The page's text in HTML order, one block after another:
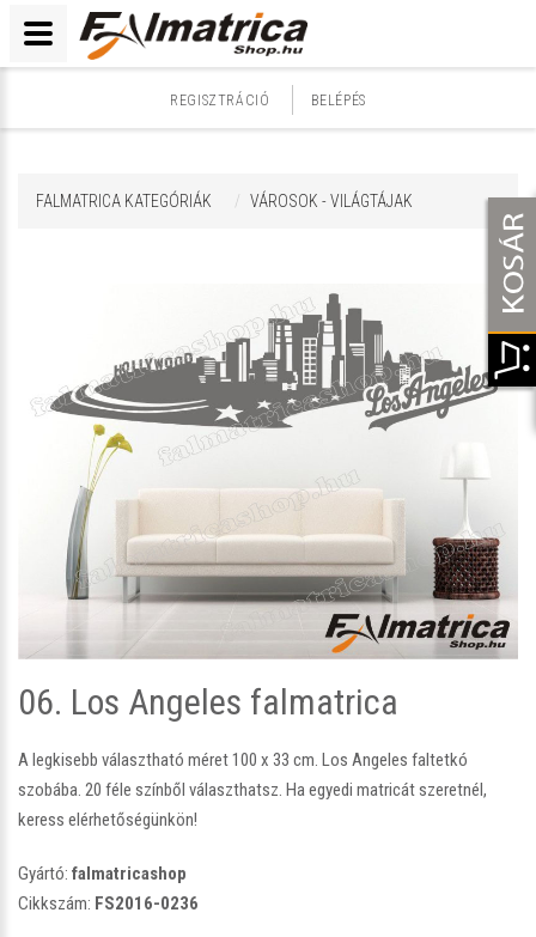
REGISZTRÁCIÓ BELÉPÉS
FALMATRICA KATEGÓRIÁK VÁROSOK - VILÁGTÁJAK
06. Los Angeles falmatrica
A legkisebb választható méret 100 x 33 cm. Los Angeles faltetkó
szobába. 20 féle színből választhatsz. Ha egyedi matricát szeretnél,
keress elérhetőségünkön!
Gyártó: falmatricashop
Cikkszám: FS2016-0236